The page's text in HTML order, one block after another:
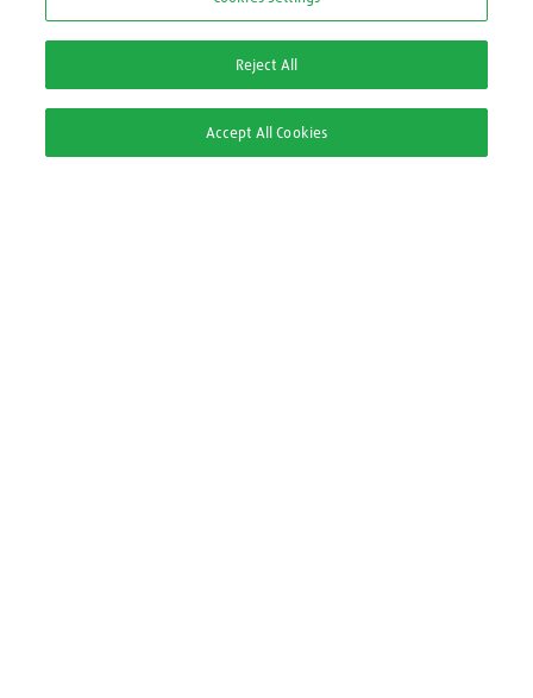
2ª via Nota Fiscal/Boleto:
Reject All
Accept All Cookies